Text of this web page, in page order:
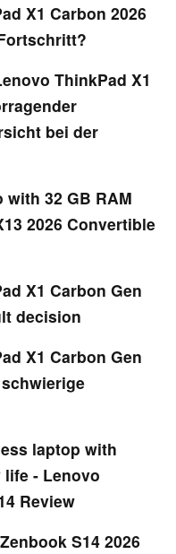
X1 Carbon 2026
ThinkPad X1
bei der
with 32 GB RAM
2026 Convertible
X1 Carbon Gen
decision
X1 Carbon Gen
schwierige
laptop with
- Lenovo
Review
S14 2026